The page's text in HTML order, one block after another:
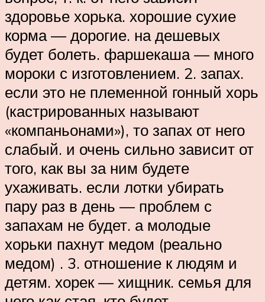
здоровье хорька. хорошие сухие
корма — дорогие. на дешевых
будет болеть. фаршекаша — много
мороки с изготовлением. 2. запах.
если это не племенной гонный хорь
(кастрированных называют
«компаньонами»), то запах от него
слабый. и очень сильно зависит от
того, как вы за ним будете
ухаживать. если лотки убирать
пару раз в день — проблем с
запахам не будет. а молодые
хорьки пахнут медом (реально
медом) . 3. отношение к людям и
детям. хорек — хищник. семья для